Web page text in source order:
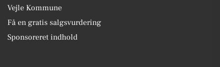
Vejle Kommune
Få en gratis salgsvurdering
Sponsoreret indhold